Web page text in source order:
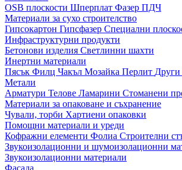
OSB плоскости Шперплат Фазер ПДЧ
Материали за сухо строителство
Гипсокартон Гипсфазер Специални
Инфраструктурни продукти
Бетонови изделия Светлинни шахти
Инертни материали
Пясък Филц Чакъл Мозайкa Перлит Други
Метали
Арматури Телове Ламарини Стоманени
Материали за опаковане и съхранение
Чували, торби Хартиени опаковки
Помощни материали и уреди
Кофражни елементи Фолиа Строителни
Звукоизолационни и шумоизолационни
Звукоизолационни материали